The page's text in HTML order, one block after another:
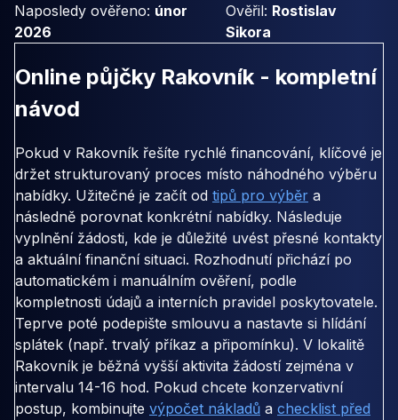
Naposledy ověřeno: únor
2026
Ověřil: Rostislav
Sikora
Online půjčky Rakovník - kompletní
návod
Pokud v Rakovník řešíte rychlé financování, klíčové je
držet strukturovaný proces místo náhodného výběru
nabídky. Užitečné je začít od tipů pro výběr a
následně porovnat konkrétní nabídky. Následuje
vyplnění žádosti, kde je důležité uvést přesné kontakty
a aktuální finanční situaci. Rozhodnutí přichází po
automatickém i manuálním ověření, podle
kompletnosti údajů a interních pravidel poskytovatele.
Teprve poté podepište smlouvu a nastavte si hlídání
splátek (např. trvalý příkaz a připomínku). V lokalitě
Rakovník je běžná vyšší aktivita žádostí zejména v
intervalu 14-16 hod. Pokud chcete konzervativní
postup, kombinujte výpočet nákladů a checklist před